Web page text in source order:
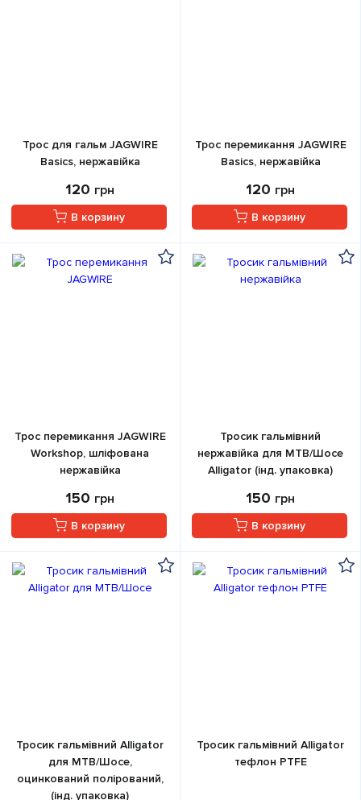
Трос для гальм JAGWIRE
Basics, нержавійка
120 грн
В корзину
Трос перемикання JAGWIRE
Basics, нержавійка
120 грн
В корзину
Трос перемикання JAGWIRE
Workshop, шліфована
нержавійка
150 грн
В корзину
Тросик гальмівний
нержавійка для МТВ/Шосе
Alligator (інд. упаковка)
150 грн
В корзину
Тросик гальмівний Alligator
для МТВ/Шосе,
оцинкований полірований,
(інд. упаковка)
Тросик гальмівний Alligator
тефлон PTFE